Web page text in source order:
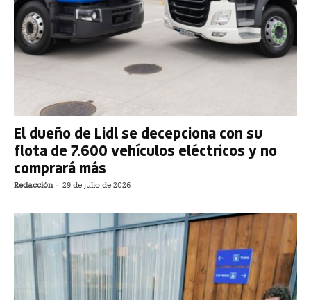
El dueño de Lidl se decepciona con su
flota de 7.600 vehículos eléctricos y no
comprará más
Redacción - 29 de julio de 2026